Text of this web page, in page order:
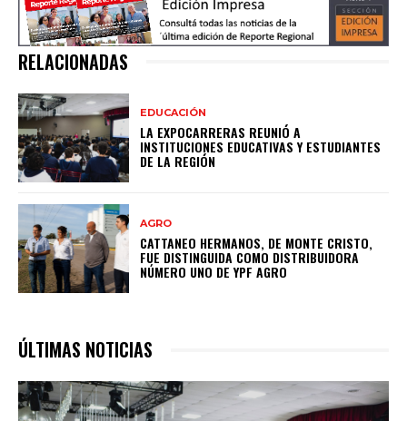
RELACIONADAS
EDUCACIÓN
LA EXPOCARRERAS REUNIÓ A
INSTITUCIONES EDUCATIVAS Y ESTUDIANTES
DE LA REGIÓN
AGRO
CATTANEO HERMANOS, DE MONTE CRISTO,
FUE DISTINGUIDA COMO DISTRIBUIDORA
NÚMERO UNO DE YPF AGRO
ÚLTIMAS NOTICIAS